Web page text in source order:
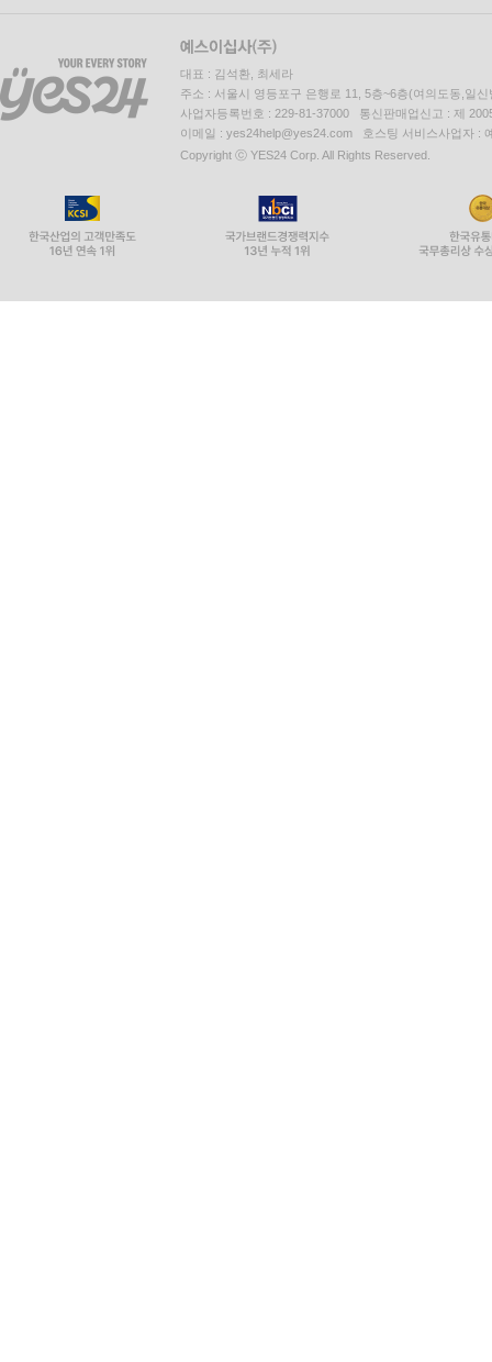
대표 : 김석환, 최세라
주소 : 서울시 영등포구 은행로 11, 5층~6층(여의도동,일신
사업자등록번호 : 229-81-37000 통신판매업신고 : 제
이메일 : yes24help@yes24.com 호스팅 서비스사업자 :
Copyright ⓒ YES24 Corp. All Rights Reserved.